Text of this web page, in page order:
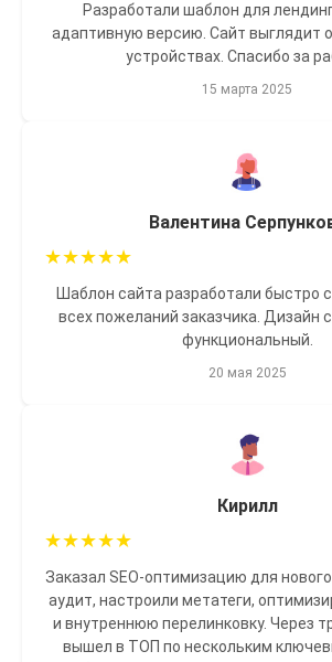
Разработали шаблон для
адаптивную версию. Сайт выглядит
устройствах. Спасибо за
15 марта 2025
Валентина
★★★★★
Шаблон сайта разработали быстро
всех пожеланий заказчика. Дизайн
функциональный.
20 мая 2025
Кирилл
★★★★★
Заказал SEO-оптимизацию для
аудит, настроили метатеги,
и внутреннюю перелинковку. Через
вышел в ТОП по нескольким